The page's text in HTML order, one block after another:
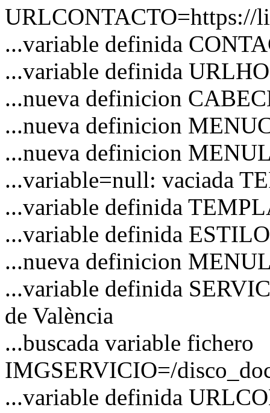
URLCONTACTO=https://
...variable definida
...variable definida
...nueva definicion
...nueva definicion
...nueva definicion
...variable=null: vaciada
...variable definida
...variable definida
...nueva definicion
...variable definida
de València
...buscada variable fichero
IMGSERVICIO=/
...variable definida